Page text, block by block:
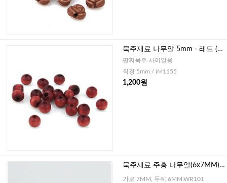
묵주재료 나무알 5mm - 레드 (2
0개)
팔찌묵주 사이알용
직경 5mm / iM1155
1,200원
묵주재료 주홍 나무알(6x7MM)-
가로 7MM, 두꼐 6MM,WR101